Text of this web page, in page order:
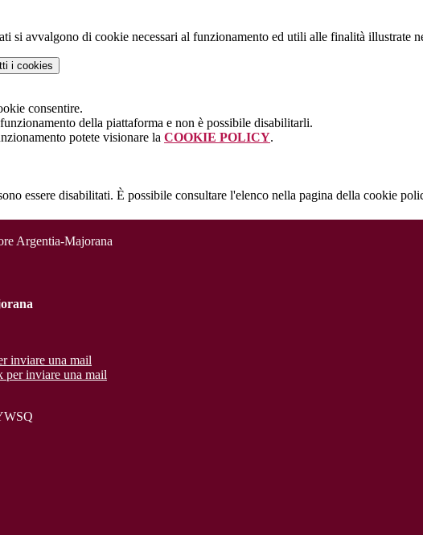
si avvalgono di cookie necessari al funzionamento ed utili alle finalità illustrate
i cookies
consentire.
della piattaforma e non è possibile disabilitarli.
potete visionare la COOKIE POLICY.
essere disabilitati. È possibile consultare l'elenco nella pagina della cookie
Argentia-Majorana
inviare una mail
per inviare una mail